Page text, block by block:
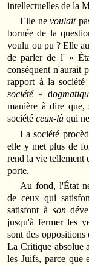
intellectuelles de la
Elle nevoulait
bornée de la
voulu ou pu ? Elle
de parler de l' «
conséquent n'aurait
rapport à la société
société » d
manière à dire que,
sociétéceux-làqui
La société
elle y met plus de
rend la vie tellement
porte.
Au fond, l'État
de ceux qui
satisfont à son
jusqu'à fermer les
sont des
La Critique absolue
les Juifs, parce que